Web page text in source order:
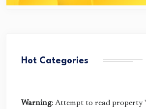
Hot Categories
Warning: Attempt to read property